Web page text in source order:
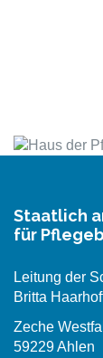
Staatlich
für
Leitung der
Britta
Zeche
59229 Ahlen